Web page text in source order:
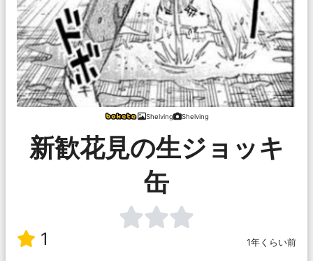
Shelving Shelving
新歓花見の生ジョッキ
缶
1 1年くらい前